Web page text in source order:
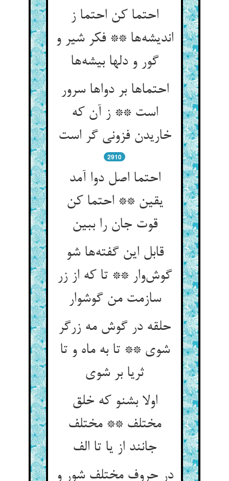
احتما کن احتما ز
اندیشه‌‌ها ** فکر شیر و
گور و دلها بیشه‌‌ها
احتماها بر دواها سرور
است ** ز آن که
خاریدن فزونی گر است‌‌
2910
احتما اصل دوا آمد
یقین ** احتما کن
قوت جان را ببین‌‌
قابل این گفته‌‌ها شو
گوش‌‌وار ** تا که از زر
سازمت من گوشوار
حلقه در گوش مه زرگر
شوی ** تا به ماه و تا
اولا بشنو که خلق
مختلف ** مختلف
در حروف مختلف شور و